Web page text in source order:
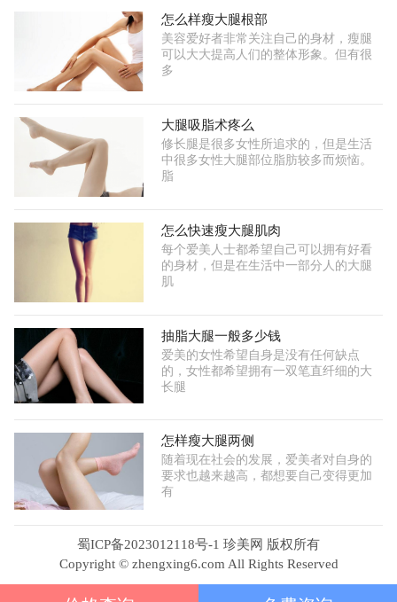
怎么样瘦大腿根部
美容爱好者非常关注自己的身材，瘦腿
可以大大提高人们的整体形象。但有很
多
大腿吸脂术疼么
修长腿是很多女性所追求的，但是生活
中很多女性大腿部位脂肪较多而烦恼。
脂
怎么快速瘦大腿肌肉
每个爱美人士都希望自己可以拥有好看
的身材，但是在生活中一部分人的大腿
肌
抽脂大腿一般多少钱
爱美的女性希望自身是没有任何缺点
的，女性都希望拥有一双笔直纤细的大
长腿
怎样瘦大腿两侧
随着现在社会的发展，爱美者对自身的
要求也越来越高，都想要自己变得更加
有
蜀ICP备2023012118号-1 珍美网 版权所有
Copyright © zhengxing6.com All Rights Reserved